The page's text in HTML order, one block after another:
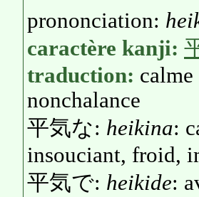
prononciation:
caractère kanji:
traduction:
nonchalance
平気な: heikina:
insouciant, froid,
平気で: heikide: